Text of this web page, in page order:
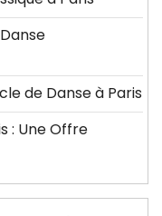
de Danse à Paris
: Une Offre